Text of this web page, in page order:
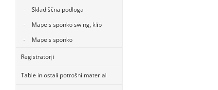
Skladiščna podloga
Mape s sponko swing, klip
Mape s sponko
Registratorji
Table in ostali potrošni material